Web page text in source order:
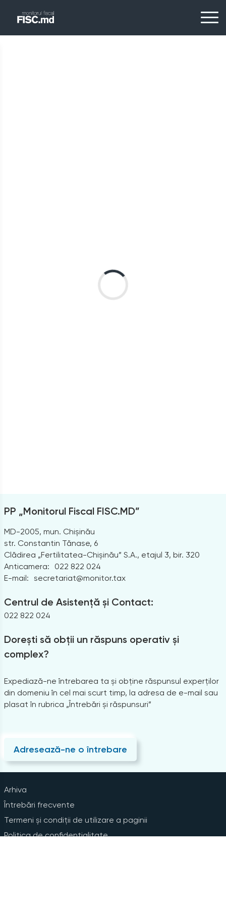
PP „Monitorul Fiscal FISC.MD”
MD-2005, mun. Chișinău
str. Constantin Tănase, 6
Clădirea „Fertilitatea-Chișinău” S.A., etajul 3, bir. 320
Anticamera:
022 822 024
E-mail: secretariat@monitor.tax
Centrul de Asistență și Contact:
022 822 024
Dorești să obții un răspuns operativ și
complex?
Expediază-ne întrebarea ta și obține răspunsul experților
din domeniu în cel mai scurt timp, la adresa de e-mail sau
plasat în rubrica „Întrebări și răspunsuri”
Adresează-ne o întrebare
Arhiva
Întrebări frecvente
Termeni și condiții de utilizare a paginii
Politica de confidențialitate